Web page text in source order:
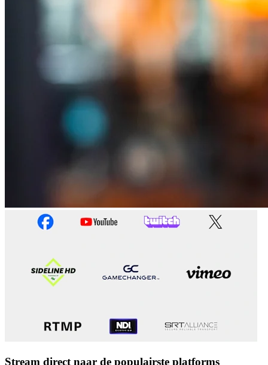
Stream direct naar de populairste platforms